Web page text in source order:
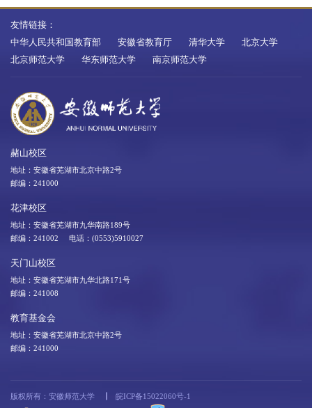
友情链接：
中华人民共和国教育部
安徽省教育厅 清华大学
北京大学
北京师范大学
华东师范大学 南京师范大学
赭山校区
地址：安徽省芜湖市北京中路2号
邮编：241000
花津校区
地址：安徽省芜湖市九华南路189号
邮编：241002 电话：(0553)5910027
天门山校区
地址：安徽省芜湖市九华北路171号
邮编：241008
教育基金会
地址：安徽省芜湖市北京中路2号
邮编：241000
版权所有：安徽师范大学 皖ICP备15022060号-1